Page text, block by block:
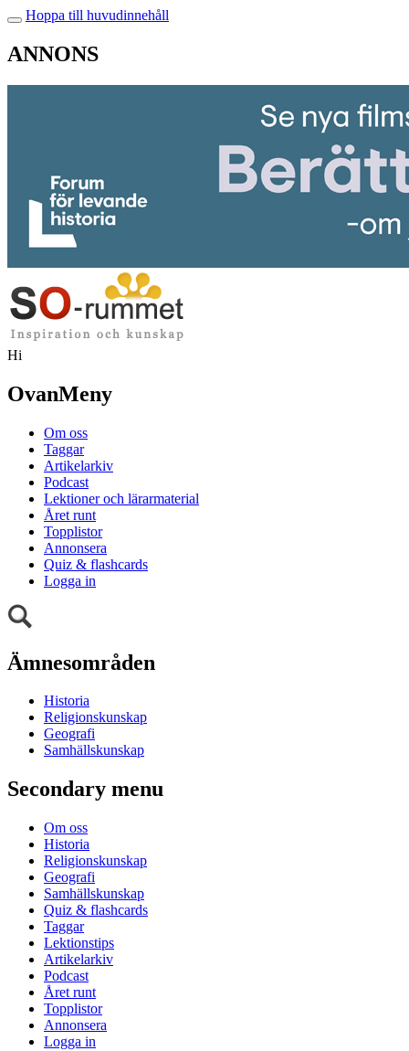
Hoppa till huvudinnehåll
ANNONS
Hi
OvanMeny
Om oss
Taggar
Artikelarkiv
Podcast
Lektioner och lärarmaterial
Året runt
Topplistor
Annonsera
Quiz & flashcards
Logga in
Ämnesområden
Historia
Religionskunskap
Geografi
Samhällskunskap
Secondary menu
Om oss
Historia
Religionskunskap
Geografi
Samhällskunskap
Quiz & flashcards
Taggar
Lektionstips
Artikelarkiv
Podcast
Året runt
Topplistor
Annonsera
Logga in